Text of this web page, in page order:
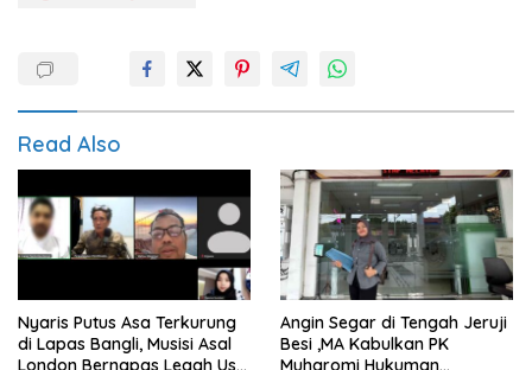
Read Also
Nyaris Putus Asa Terkurung
di Lapas Bangli, Musisi Asal
Angin Segar di Tengah Jeruji
Besi ,MA Kabulkan PK